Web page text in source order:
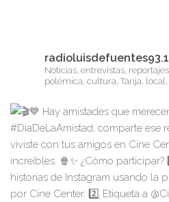
radioluisdefuentes93.1
Noticias, entrevistas,
polémica, cultura, Tarija,